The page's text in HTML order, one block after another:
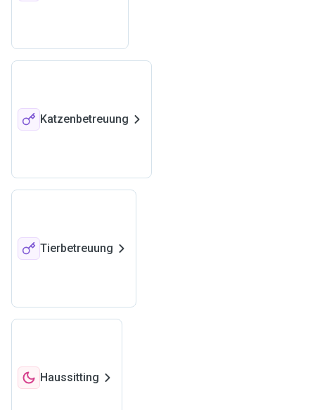
Katzenbetreuung
Tierbetreuung
Haussitting